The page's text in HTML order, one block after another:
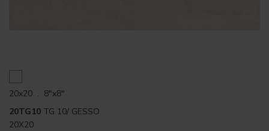
20x20 . 8"x8"
20TG10 TG 10/ GESSO
20X20